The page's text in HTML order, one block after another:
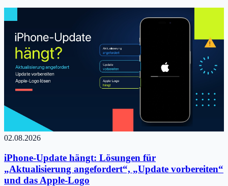
02.08.2026
iPhone-Update hängt: Lösungen für
„Aktualisierung angefordert“, „Update vorbereiten“
und das Apple-Logo